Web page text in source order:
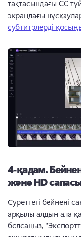
тақтасындағы CC
экрандағы
субтитрлерді
4-қадам.
және HD
Суреттегі бейнені
арқылы алдын ала
болсаңыз,